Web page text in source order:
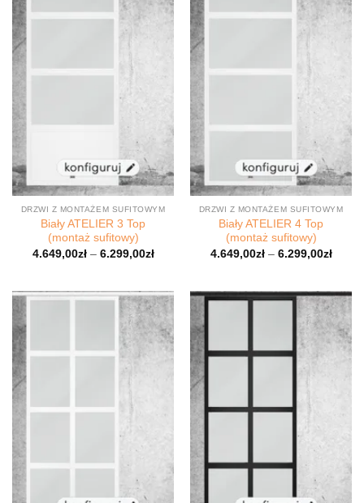
DRZWI Z MONTAŻEM SUFITOWYM
Biały ATELIER 3 Top
(montaż sufitowy)
4.649,00zł– 6.299,00zł
DRZWI Z MONTAŻEM SUFITOWYM
Biały ATELIER 4 Top
(montaż sufitowy)
4.649,00zł– 6.299,00zł